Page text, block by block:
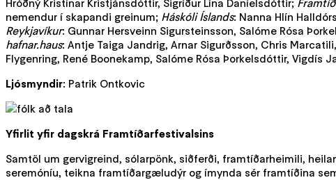
nemendur í skapandi greinum; Háskóli Íslands: Nanna Hlín
Reykjavíkur: Gunnar Hersveinn Sigursteinsson, Salóme Rósa
hafnar.haus: Antje Taiga Jandrig, Arnar Sigurðsson, Chris
Flygenring, René Boonekamp, Salóme Rósa Þorkelsdóttir, Vigdís
Ljósmyndir: Patrik Ontkovic
Yfirlit yfir dagskrá Framtíðarfestivalsins
Samtöl um gervigreind, sólarpönk, siðferði, framtíðarheimili,
seremóníu, teikna framtíðargæludýr og ímynda sér framtíðina